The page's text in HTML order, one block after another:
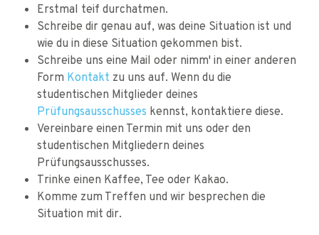
Erstmal teif durchatmen.
Schreibe dir genau auf, was deine Situation ist und
wie du in diese Situation gekommen bist.
Schreibe uns eine Mail oder nimm' in einer anderen
Form Kontakt zu uns auf. Wenn du die
studentischen Mitglieder deines
Prüfungsausschusses kennst, kontaktiere diese.
Vereinbare einen Termin mit uns oder den
studentischen Mitgliedern deines
Prüfungsausschusses.
Trinke einen Kaffee, Tee oder Kakao.
Komme zum Treffen und wir besprechen die
Situation mit dir.